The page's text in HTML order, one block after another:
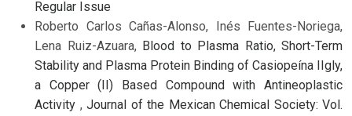
Regular Issue
Roberto Carlos Cañas-Alonso, Inés Fuentes-Noriega,
Lena Ruiz-Azuara, Blood to Plasma Ratio, Short-Term
Stability and Plasma Protein Binding of Casiopeína IIgly,
a Copper (II) Based Compound with Antineoplastic
Activity , Journal of the Mexican Chemical Society: Vol.